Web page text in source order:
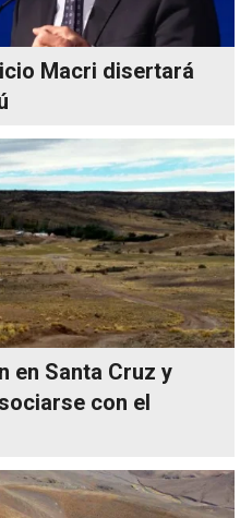
Macri disertará
en Santa Cruz y
con el